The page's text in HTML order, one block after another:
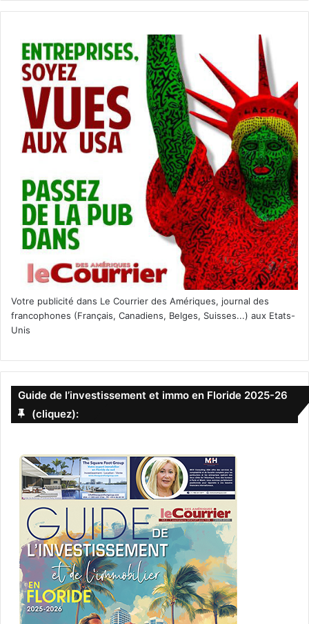
Votre publicité dans Le Courrier des Amériques, journal des
francophones (Français, Canadiens, Belges, Suisses...) aux Etats-
Unis
Guide de l’investissement et immo en Floride 2025-26
(cliquez):